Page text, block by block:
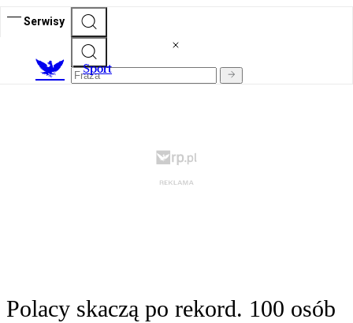
Serwisy
Sport
Polacy skaczą po rekord. 100 osób